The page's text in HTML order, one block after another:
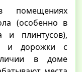
помещениях
(особенно в
и плинтусов),
и дорожки с
в доме